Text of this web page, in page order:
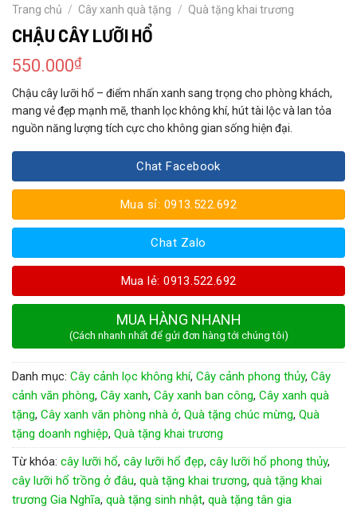
Trang chủ / Cây xanh quà tặng / Quà tặng khai trương
CHẬU CÂY LƯỠI HỔ
550.000₫
Chậu cây lưỡi hổ – điểm nhấn xanh sang trọng cho phòng khách,
mang vẻ đẹp mạnh mẽ, thanh lọc không khí, hút tài lộc và lan tỏa
nguồn năng lượng tích cực cho không gian sống hiện đại.
Chat Facebook
Mua sỉ: 0913.522.692
Chat Zalo
Mua lẻ: 0913.522.692
MUA HÀNG NHANH
(Cách nhanh nhất để gửi đơn hàng tới chúng tôi)
Danh mục: Cây cảnh lọc không khí, Cây cảnh phong thủy, Cây
cảnh văn phòng, Cây xanh, Cây xanh ban công, Cây xanh quà
tặng, Cây xanh văn phòng nhà ở, Quà tặng chúc mừng, Quà
tặng doanh nghiệp, Quà tặng khai trương
Từ khóa: cây lưỡi hổ, cây lưỡi hổ đẹp, cây lưỡi hổ phong thủy,
cây lưỡi hổ trồng ở đâu, quà tặng khai trương, quà tặng khai
trương Gia Nghĩa, quà tặng sinh nhật, quà tặng tân gia